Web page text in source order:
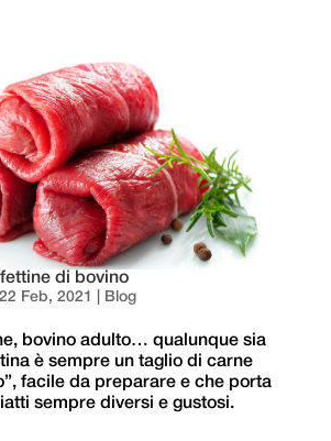
di bovino
22 Feb, 2021 Blog
bovino adulto… qualunque sia
è sempre un taglio di carne
facile da preparare e che porta
sempre diversi e gustosi.